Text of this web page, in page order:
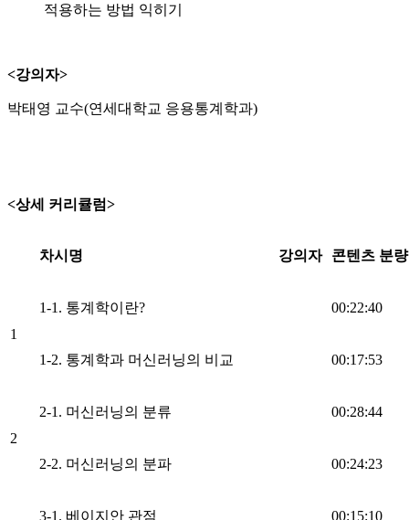
적용하는 방법 익히기
<강의자>
박태영 교수(연세대학교 응용통계학과)
<상세 커리큘럼>
차시명 강의자 콘텐츠 분량
1
1-1. 통계학이란? 00:22:40
1-2. 통계학과 머신러닝의 비교 00:17:53
2
2-1. 머신러닝의 분류 00:28:44
2-2. 머신러닝의 분파 00:24:23
3-1. 베이지안 관점 00:15:10